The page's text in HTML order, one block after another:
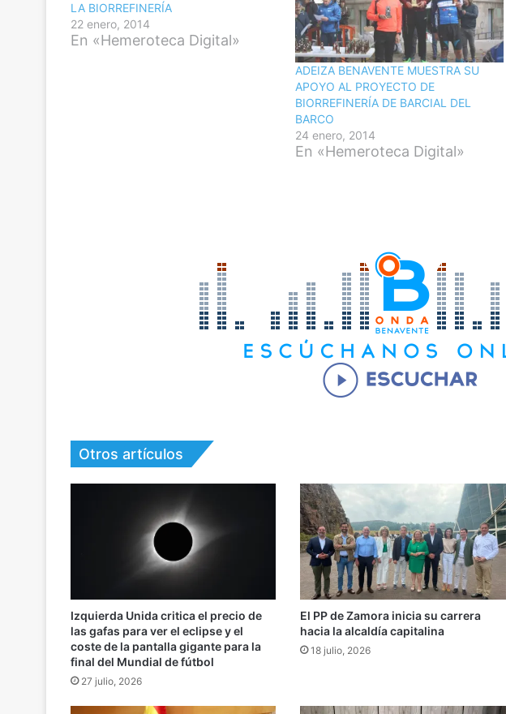
LA BIORREFINERÍA
22 enero, 2014
En «Hemeroteca Digital»
ADEIZA BENAVENTE MUESTRA SU
APOYO AL PROYECTO DE
BIORREFINERÍA DE BARCIAL DEL
BARCO
24 enero, 2014
En «Hemeroteca Digital»
Otros artículos
Izquierda Unida critica el precio de
las gafas para ver el eclipse y el
coste de la pantalla gigante para la
final del Mundial de fútbol
27 julio, 2026
El PP de Zamora inicia su carrera
hacia la alcaldía capitalina
18 julio, 2026